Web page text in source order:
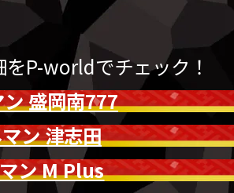
P-worldでチェック！
盛岡南777
ン 津志田
ン M Plus